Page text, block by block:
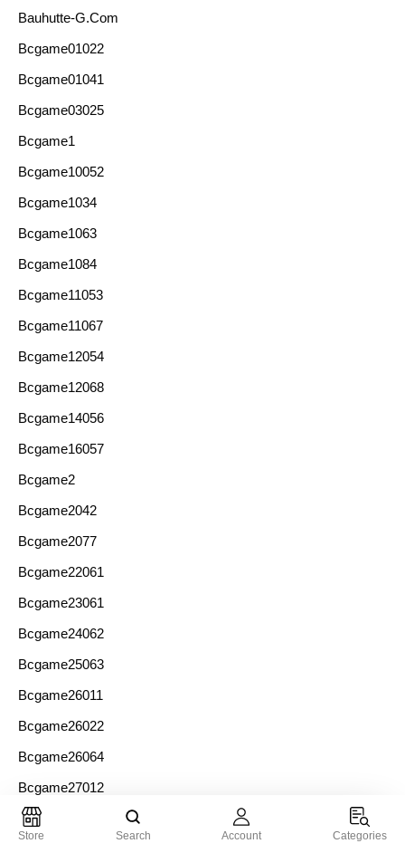
Bauhutte-G.com
Bcgame01022
Bcgame01041
Bcgame03025
Bcgame1
Bcgame10052
Bcgame1034
Bcgame1063
Bcgame1084
Bcgame11053
Bcgame11067
Bcgame12054
Bcgame12068
Bcgame14056
Bcgame16057
Bcgame2
Bcgame2042
Bcgame2077
Bcgame22061
Bcgame23061
Bcgame24062
Bcgame25063
Bcgame26011
Bcgame26022
Bcgame26064
Bcgame27012
Bcgame27013
Store Search Account Categories